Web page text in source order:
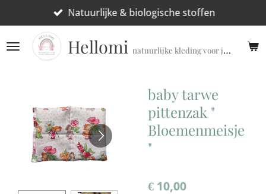
direct
naar
Hellomi natuurlijke kleding voor jouw prematuur!
Natuurlijke & biologische stoffen
baby tarwe
pittenzak "
Bloemenmeisje
"
€ 10,00